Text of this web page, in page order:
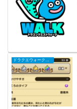
ドラクエウォークまとめ